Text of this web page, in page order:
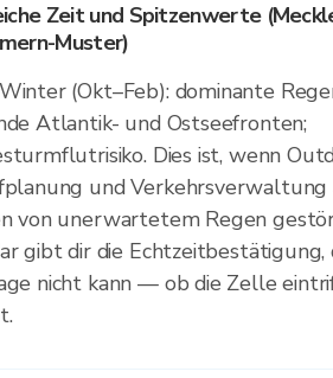
Zeit und Spitzenwerte
Muster)
(Okt–Feb): dominante
Atlantik- und Ostseefronten;
Dies ist, wenn
und Verkehrsverwaltung
von unerwartetem Regen
gibt dir die Echtzeitbestätigung,
nicht kann — ob die Zelle